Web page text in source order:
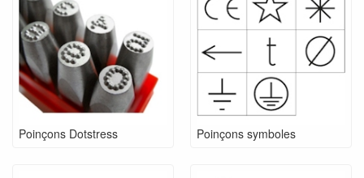
Poinçons Dotstress Poinçons symboles